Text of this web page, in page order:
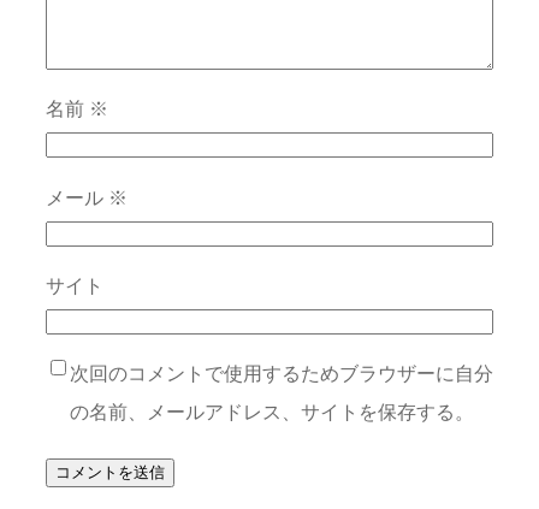
名前 ※
メール ※
サイト
次回のコメントで使用するためブラウザーに自分
の名前、メールアドレス、サイトを保存する。